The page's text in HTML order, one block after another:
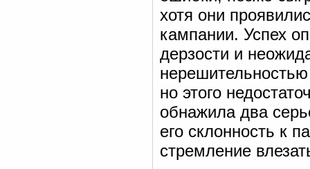
хотя они
кампании. Успех
дерзости и
но этого
обнажила два
его склонность к
стремление